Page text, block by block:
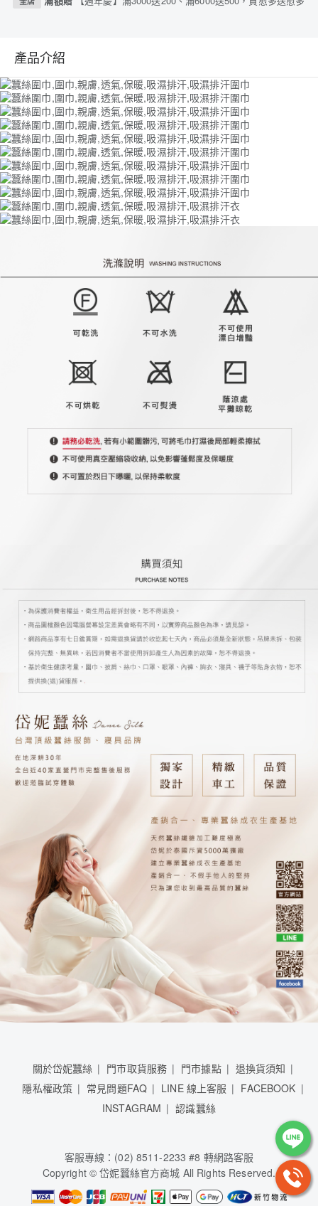
產品介紹
關於岱妮蠶絲 門市取貨服務 門市據點
退換貨須知
隱私權政策
常見問題FAQ LINE 線上客服
FACEBOOK
INSTAGRAM
認識蠶絲
客服專線：(02) 8511-2233 #8 轉網路客服
Copyright © 岱妮蠶絲官方商城 All Rights Reserved.